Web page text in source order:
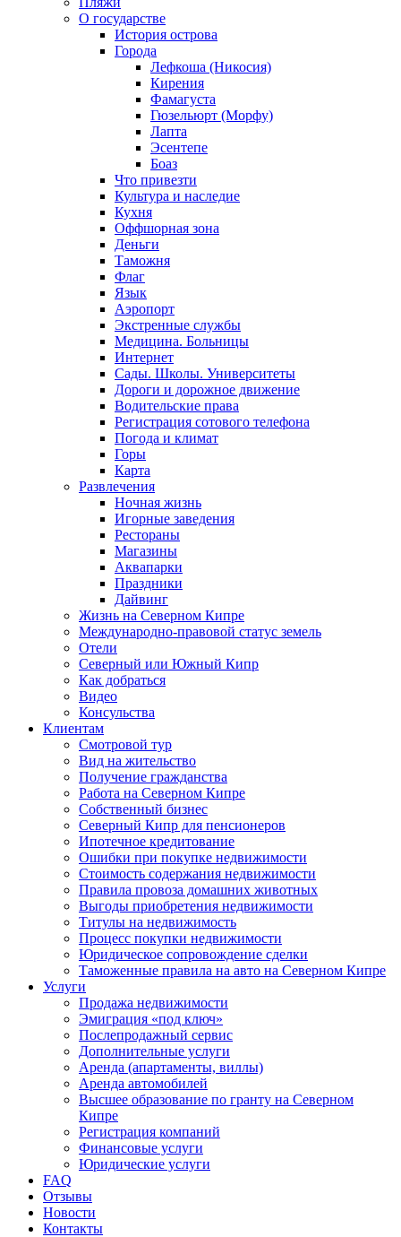
О государстве
История острова
Города
Лефкоша (Никосия)
Кирения
Фамагуста
Гюзельюрт (Морфу)
Лапта
Эсентепе
Боаз
Что привезти
Культура и наследие
Кухня
Оффшорная зона
Деньги
Таможня
Флаг
Язык
Аэропорт
Экстренные службы
Медицина. Больницы
Интернет
Сады. Школы. Университеты
Дороги и дорожное движение
Водительские права
Регистрация сотового телефона
Погода и климат
Горы
Карта
Развлечения
Ночная жизнь
Игорные заведения
Рестораны
Магазины
Аквапарки
Праздники
Дайвинг
Жизнь на Северном Кипре
Международно-правовой статус земель
Отели
Северный или Южный Кипр
Как добраться
Видео
Консульства
Клиентам
Смотровой тур
Вид на жительство
Получение гражданства
Работа на Северном Кипре
Собственный бизнес
Северный Кипр для пенсионеров
Ипотечное кредитование
Ошибки при покупке недвижимости
Стоимость содержания недвижимости
Правила провоза домашних животных
Выгоды приобретения недвижимости
Титулы на недвижимость
Процесс покупки недвижимости
Юридическое сопровождение сделки
Таможенные правила на авто на Северном Кипре
Услуги
Продажа недвижимости
Эмиграция «под ключ»
Послепродажный сервис
Дополнительные услуги
Аренда (апартаменты, виллы)
Аренда автомобилей
Высшее образование по гранту на Северном
Кипре
Регистрация компаний
Финансовые услуги
Юридические услуги
FAQ
Отзывы
Новости
Контакты